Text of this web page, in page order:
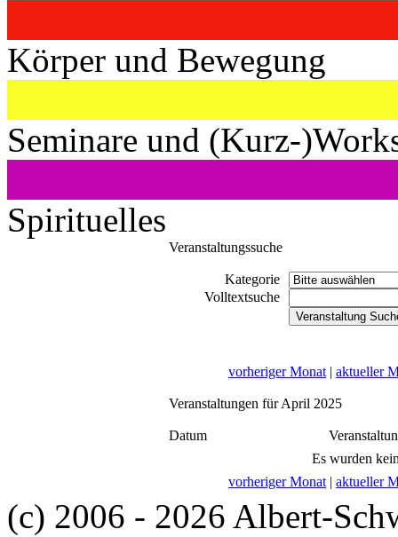
Körper und Bewegung
Seminare und (Kurz-
Spirituelles
Veranstaltungssuche
Kategorie
Volltextsuche
vorheriger Monat | aktueller
Veranstaltungen für April 2025
Datum
Es wurden
vorheriger Monat | aktueller
(c) 2006 - 2026 Albert-